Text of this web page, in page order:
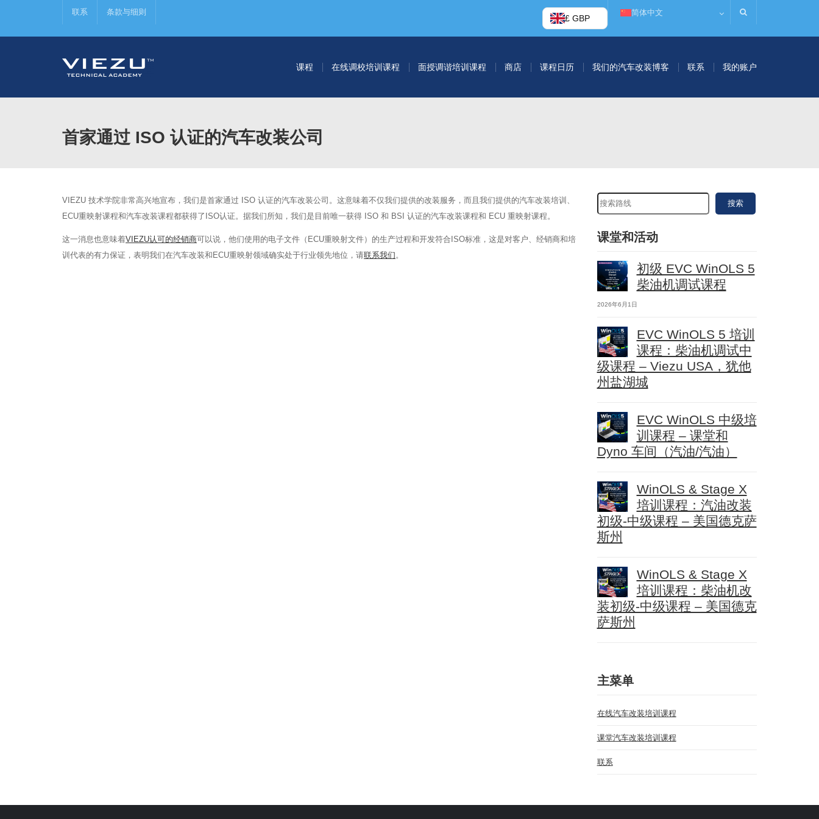
联系 条款与细则
£ GBP
简体中文
课程 在线调校培训课程 面授调谐培训课程 商店 课程日历 我们的汽车改装博客 联系 我的账户
首家通过 ISO 认证的汽车改装公司
VIEZU 技术学院非常高兴地宣布，我们是首家通过 ISO 认证的汽车改装公司。这意味着不仅我们提供的改装服务，而且我们提供的汽车改装培训、
ECU重映射课程和汽车改装课程都获得了ISO认证。据我们所知，我们是目前唯一获得 ISO 和 BSI 认证的汽车改装课程和 ECU 重映射课程。
这一消息也意味着VIEZU认可的经销商可以说，他们使用的电子文件（ECU重映射文件）的生产过程和开发符合ISO标准，这是对客户、经销商和培
训代表的有力保证，表明我们在汽车改装和ECU重映射领域确实处于行业领先地位，请联系我们。
搜索
课堂和活动
初级 EVC WinOLS 5
柴油机调试课程
2026年6月1日
EVC WinOLS 5 培训
课程：柴油机调试中
级课程 – Viezu USA，犹他
州盐湖城
EVC WinOLS 中级培
训课程 – 课堂和
Dyno 车间（汽油/汽油）
WinOLS & Stage X
培训课程：汽油改装
初级-中级课程 – 美国德克萨
斯州
WinOLS & Stage X
培训课程：柴油机改
装初级-中级课程 – 美国德克
萨斯州
主菜单
在线汽车改装培训课程
课堂汽车改装培训课程
联系